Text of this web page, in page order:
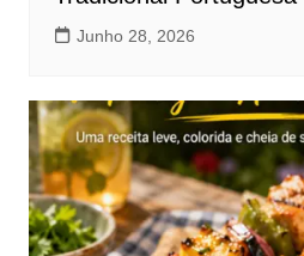
Junho 28, 2026